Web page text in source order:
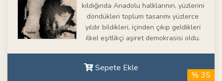
kıldığında Anadolu halklarının, yüzlerini
döndükleri toplum tasarımı yüzlerce
yıldır bildikleri, içinden çıkıp geldikleri
ilkel eşitlikçi aşiret demokrasisi oldu.
Sepete Ekle
% 35